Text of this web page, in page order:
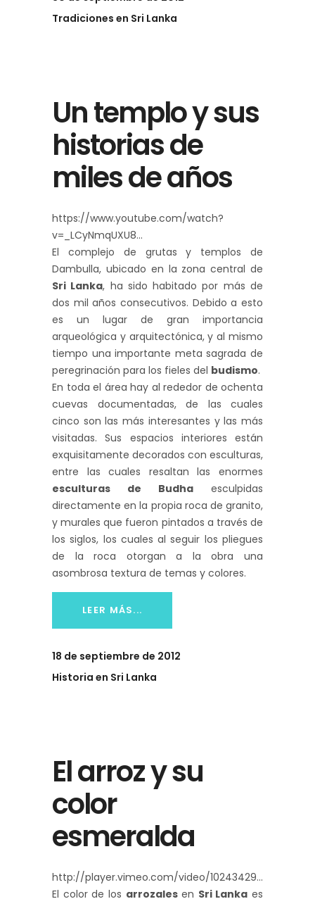
Tradiciones en Sri Lanka
Un templo y sus
historias de
miles de años
https://www.youtube.com/watch?
v=_LCyNmqUXU8
El complejo de grutas y templos de
Dambulla, ubicado en la zona central de
Sri Lanka, ha sido habitado por más de
dos mil años consecutivos. Debido a esto
es un lugar de gran importancia
arqueológica y arquitectónica, y al mismo
tiempo una importante meta sagrada de
peregrinación para los fieles del budismo.
En toda el área hay al rededor de ochenta
cuevas documentadas, de las cuales
cinco son las más interesantes y las más
visitadas. Sus espacios interiores están
exquisitamente decorados con esculturas,
entre las cuales resaltan las enormes
esculturas de Budha esculpidas
directamente en la propia roca de granito,
y murales que fueron pintados a través de
los siglos, los cuales al seguir los pliegues
de la roca otorgan a la obra una
asombrosa textura de temas y colores.
LEER MÁS...
18 de septiembre de 2012
Historia en Sri Lanka
El arroz y su
color
esmeralda
http://player.vimeo.com/video/10243429
El color de los arrozalesen Sri Lanka es